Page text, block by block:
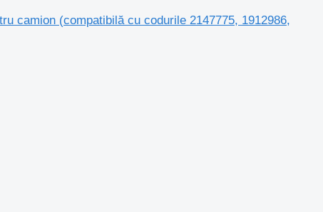
camion (compatibilă cu codurile 2147775, 1912986,